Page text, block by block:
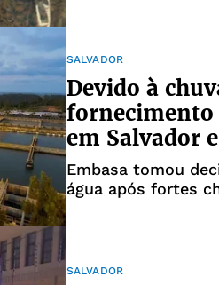
SALVADOR
Devido à
fornecimento
em Salvador
Embasa tomou
água após fortes
SALVADOR